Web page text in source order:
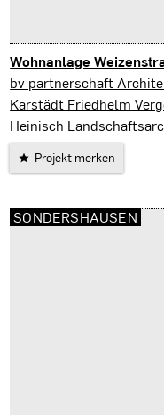
Wohnanlage
Sondershausen
bv partnerschaft
Karstädt Friedhelm
Heinisch
Projekt merken
SONDERSHAUSEN